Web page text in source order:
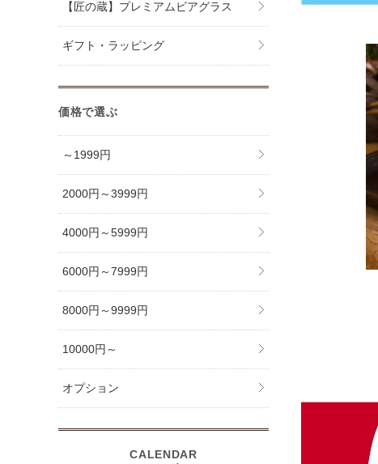
【匠の蔵】プレミアムビアグラス
ギフト・ラッピング
価格で選ぶ
～1999円
2000円～3999円
4000円～5999円
6000円～7999円
8000円～9999円
10000円～
オプション